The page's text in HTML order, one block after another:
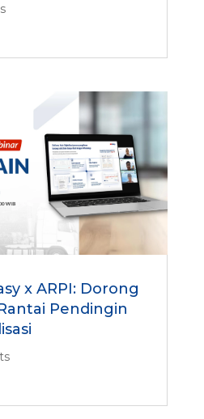
x ARPI: Dorong
Pendingin